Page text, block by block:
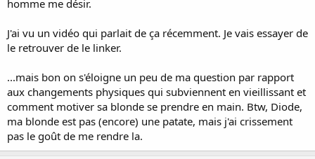
homme me désir.
J'ai vu un vidéo qui parlait de ça récemment. Je vais essayer de
le retrouver de le linker.
...mais bon on s'éloigne un peu de ma question par rapport
aux changements physiques qui subviennent en vieillissant et
comment motiver sa blonde se prendre en main. Btw, Diode,
ma blonde est pas (encore) une patate, mais j'ai crissement
pas le goût de me rendre la.